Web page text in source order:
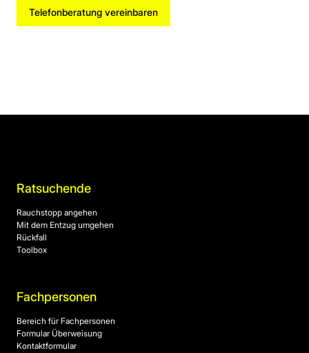
Telefonberatung vereinbaren
Ratsuchende
Rauchstopp angehen
Mit dem Entzug umgehen
Rückfall
Toolbox
Fachpersonen
Bereich für Fachpersonen
Formular Überweisung
Kontaktformular